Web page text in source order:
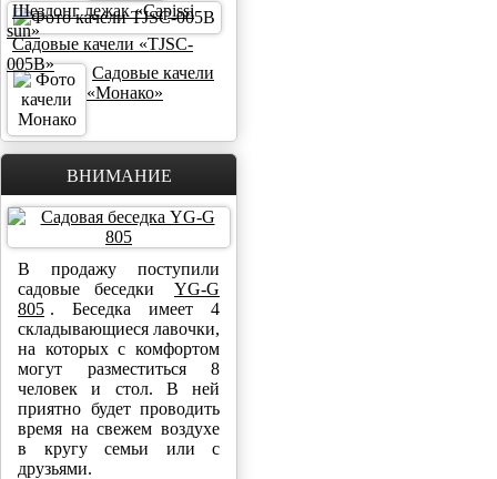
Шезлонг лежак «Capissi
sun»
Садовые качели «TJSC-
005B»
Садовые качели
«Монако»
ВНИМАНИЕ
В продажу поступили
садовые беседки
YG-G
805 . Беседка имеет 4
складывающиеся лавочки,
на которых с комфортом
могут разместиться 8
человек и стол. В ней
приятно будет проводить
время на свежем воздухе
в кругу семьи или с
друзьями.